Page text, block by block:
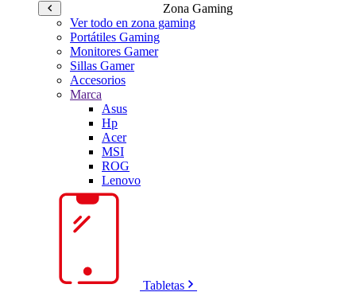
Zona Gaming
Ver todo en zona gaming
Portátiles Gaming
Monitores Gamer
Sillas Gamer
Accesorios
Marca
Asus
Hp
Acer
MSI
ROG
Lenovo
Tabletas